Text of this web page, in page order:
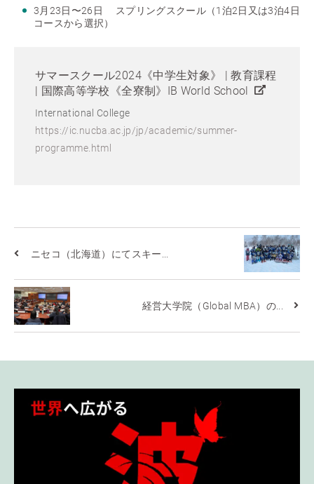
3月23日〜26日 スプリングスクール（1泊2日又は3泊4日
コースから選択）
サマースクール2024《中学生対象》 | 教育課程
| 国際高等学校《全寮制》IB World School
International College
https://ic.nucba.ac.jp/jp/academic/summer-
programme.html
ニセコ（北海道）にてスキー...
経営大学院（Global MBA）の...